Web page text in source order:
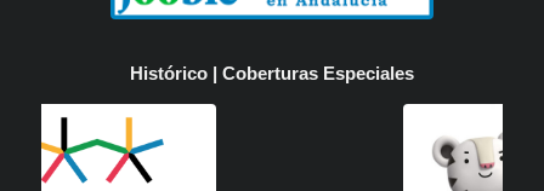
Histórico | Coberturas Especiales